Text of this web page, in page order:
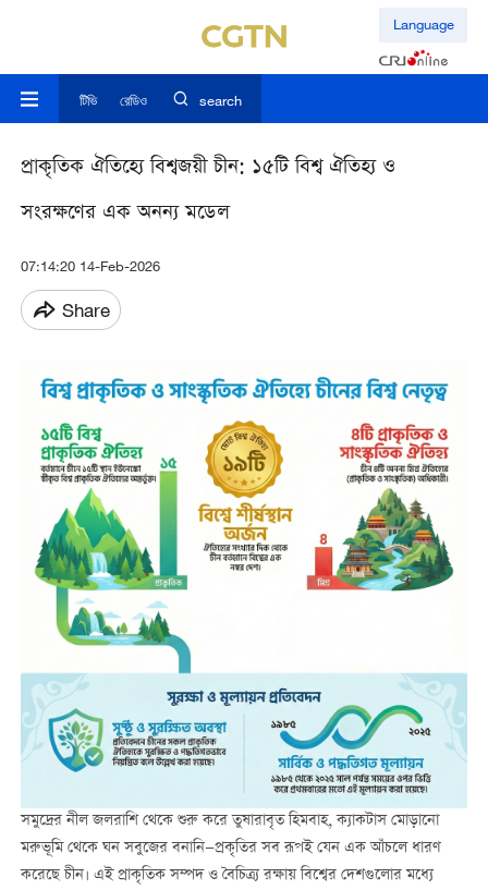
Language
টিভি রেডিও search
প্রাকৃতিক ঐতিহ্যে বিশ্বজয়ী চীন: ১৫টি বিশ্ব ঐতিহ্য ও
সংরক্ষণের এক অনন্য মডেল
07:14:20 14-Feb-2026
Share
সমুদ্রের নীল জলরাশি থেকে শুরু করে তুষারাবৃত হিমবাহ, ক্যাকটাস মোড়ানো
মরুভূমি থেকে ঘন সবুজের বনানি—প্রকৃতির সব রূপই যেন এক আঁচলে ধারণ
করেছে চীন। এই প্রাকৃতিক সম্পদ ও বৈচিত্র্য রক্ষায় বিশ্বের দেশগুলোর মধ্যে